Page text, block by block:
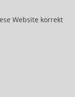
Website korrekt